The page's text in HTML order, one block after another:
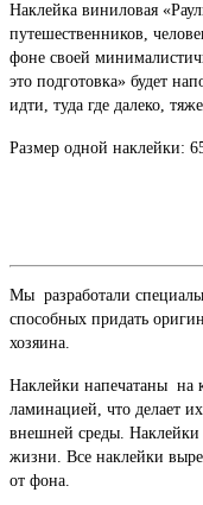
Наклейка виниловая
путешественников,
фоне своей
это подготовка» будет
идти, туда где далеко,
Размер одной наклейки:
Мы разработали
способных придать
хозяина.
Наклейки напечатаны на
ламинацией, что делает
внешней среды. Наклейки
жизни. Все наклейки
от фона.